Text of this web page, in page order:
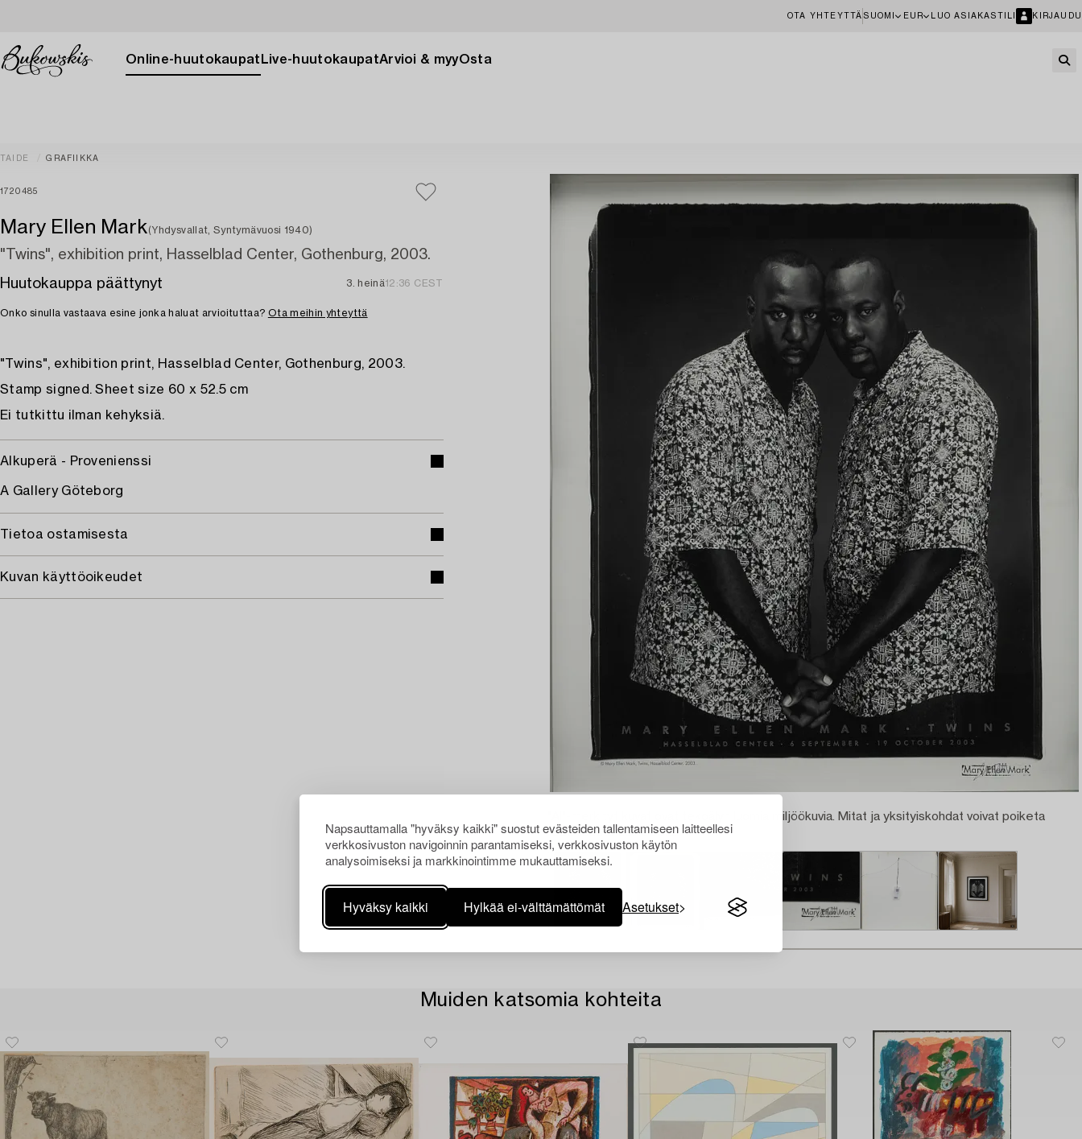
Napsauttamalla "hyväksy kaikki" suostut evästeiden tallentamiseen laitteellesi
verkkosivuston navigoinnin parantamiseksi, verkkosivuston käytön
analysoimiseksi ja markkinointimme mukauttamiseksi.
Hyväksy kaikki Hylkää ei-välttämättömät Asetukset
OTA YHTEYTTÄ SUOMI EUR LUO ASIAKASTILI KIRJAUDU
Online-huutokaupat Live-huutokaupatArvioi & myyOsta
TAIDE GRAFIIKKA
1720485
Mary Ellen Mark(Yhdysvallat, Syntymävuosi 1940)
"Twins", exhibition print, Hasselblad Center, Gothenburg, 2003.
Huutokauppa päättynyt
3. heinä12:36 CEST
Onko sinulla vastaava esine jonka haluat arvioituttaa? Ota meihin yhteyttä
"Twins", exhibition print, Hasselblad Center, Gothenburg, 2003.
Stamp signed. Sheet size 60 x 52.5 cm
Ei tutkittu ilman kehyksiä.
Alkuperä - Provenienssi
A Gallery Göteborg
Tietoa ostamisesta
Kuvan käyttöoikeudet
"AI"-merkityt kuvat ovat tekoälyn luomia miljöökuvia. Mitat ja yksityiskohdat voivat poiketa
todellisesta esineestä.
Muiden katsomia kohteita